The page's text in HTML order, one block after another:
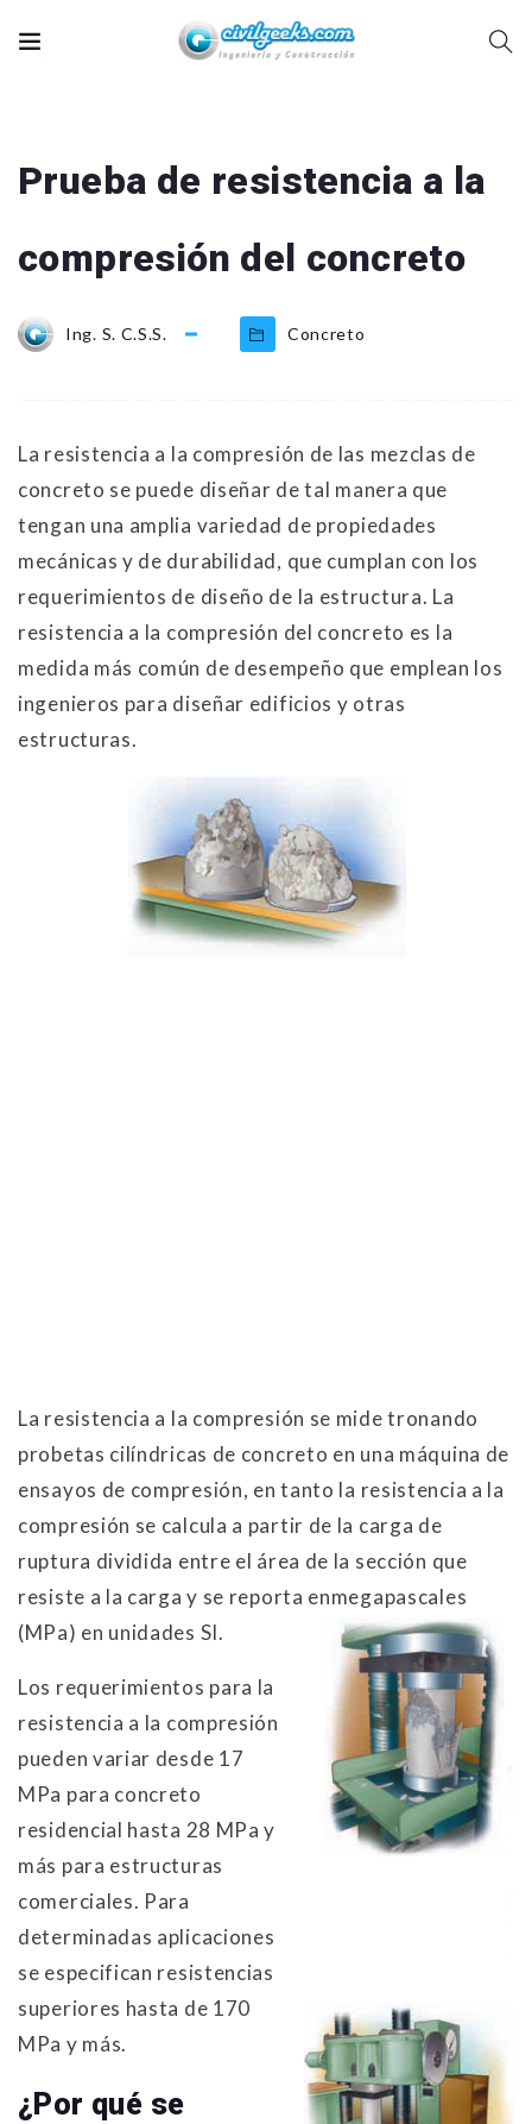
Prueba de resistencia a la
compresión del concreto
Ing. S. C.S.S. Concreto
La resistencia a la compresión de las mezclas de
concreto se puede diseñar de tal manera que
tengan una amplia variedad de propiedades
mecánicas y de durabilidad, que cumplan con los
requerimientos de diseño de la estructura. La
resistencia a la compresión del con­creto es la
medida más común de desempeño que emplean los
ingenieros para diseñar edificios y otras
estructuras.
La resistencia a la compresión se mide tronando
probetas cilíndricas de con­­creto en una máquina de
ensayos de compresión, en tanto la resistencia a la
compresión se calcula a partir de la carga de
ruptura dividida entre el área de la sección que
resiste a la carga y se reporta enmegapascales
(MPa) en unidades SI.
Los requerimientos para la
resistencia a la compresión
pueden variar desde 17
MPa para concreto
residencial hasta 28 MPa y
más para estructuras
comerciales. Para
determinadas aplicaciones
se especifican resistencias
superiores hasta de 170
MPa y más.
¿Por qué se